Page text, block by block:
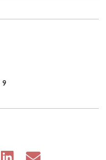
9